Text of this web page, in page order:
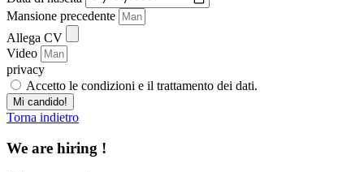
Mansione precedente
Allega CV
Video
privacy
Accetto le condizioni e il trattamento dei dati.
Mi candido!
Torna indietro
We are hiring !